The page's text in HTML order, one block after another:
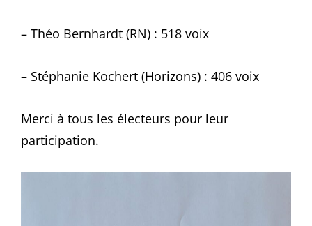
– Théo Bernhardt (RN) : 518 voix
– Stéphanie Kochert (Horizons) : 406 voix
Merci à tous les électeurs pour leur
participation.